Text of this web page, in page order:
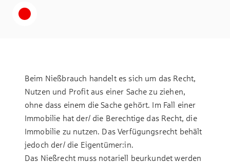
Beim Nießbrauch handelt es sich um das Recht,
Nutzen und Profit aus einer Sache zu ziehen,
ohne dass einem die Sache gehört. Im Fall einer
Immobilie hat der/ die Berechtige das Recht, die
Immobilie zu nutzen. Das Verfügungsrecht behält
jedoch der/ die Eigentümer:in.
Das Nießrecht muss notariell beurkundet werden